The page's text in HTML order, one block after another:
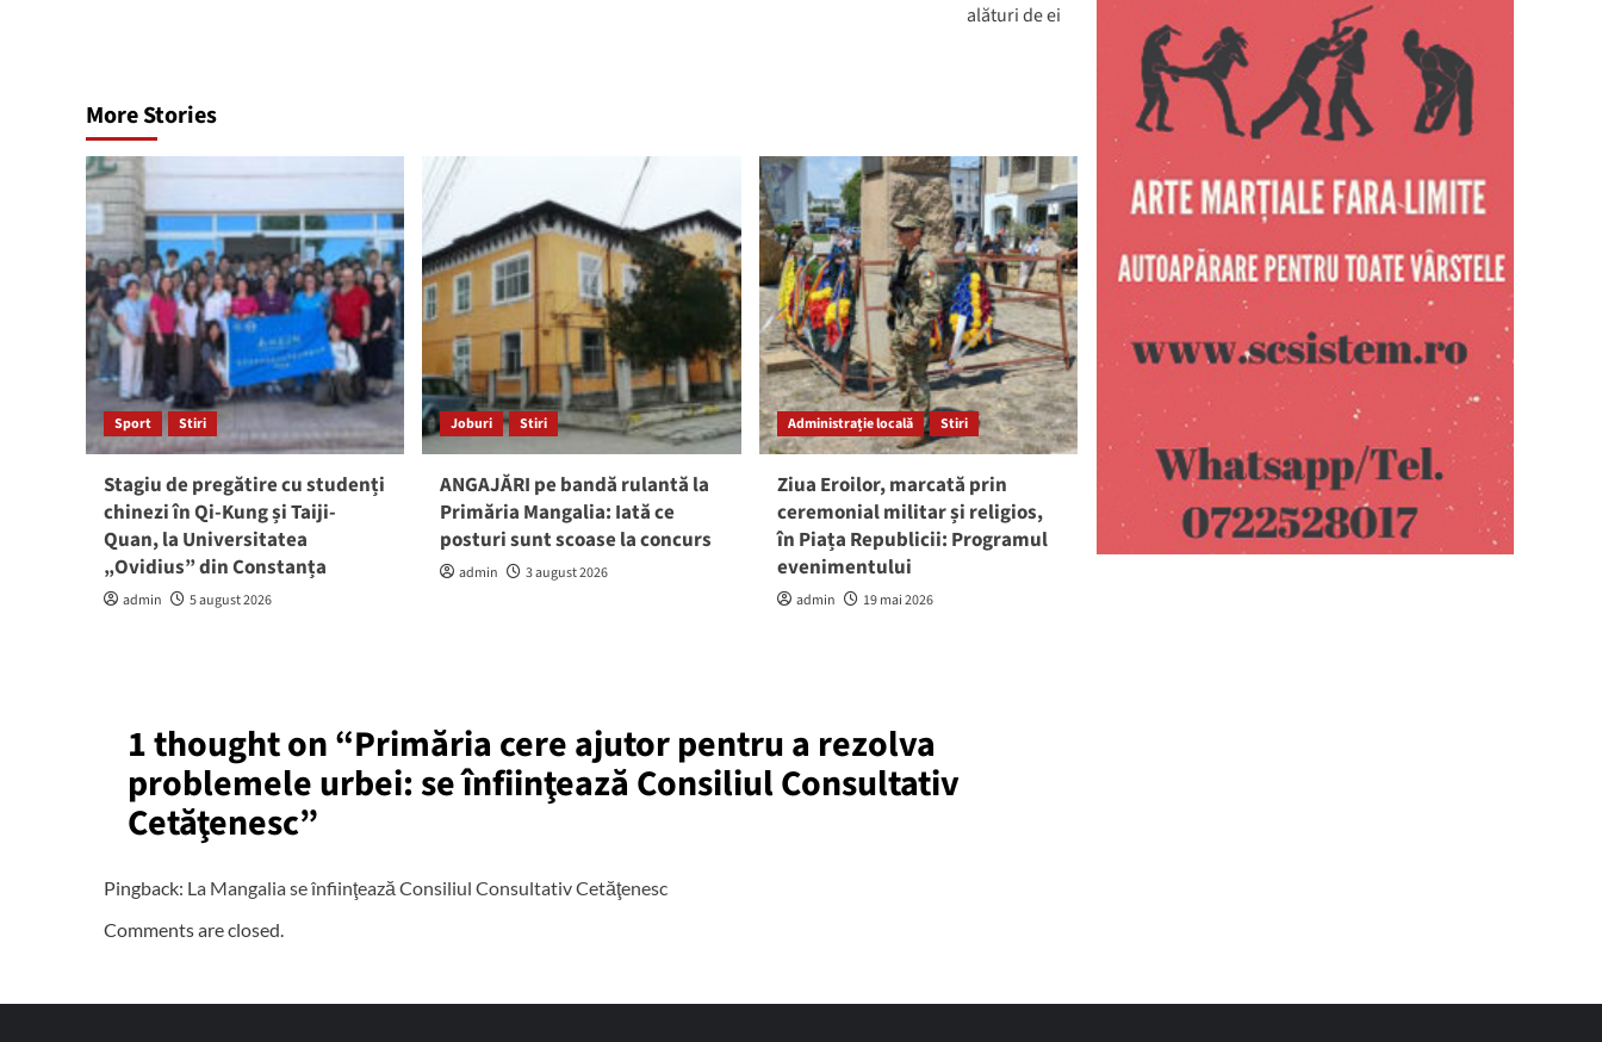
alături de ei
More Stories
Sport Stiri
Stagiu de pregătire cu studenți
chinezi în Qi-Kung și Taiji-
Quan, la Universitatea
„Ovidius” din Constanța
admin 5 august 2026
Joburi Stiri
ANGAJĂRI pe bandă rulantă la
Primăria Mangalia: Iată ce
posturi sunt scoase la concurs
admin 3 august 2026
Administrație locală Stiri
Ziua Eroilor, marcată prin
ceremonial militar și religios,
în Piața Republicii: Programul
evenimentului
admin 19 mai 2026
1 thought on “Primăria cere ajutor pentru a rezolva
problemele urbei: se înfiinţează Consiliul Consultativ
Cetăţenesc”
Pingback: La Mangalia se înfiinţează Consiliul Consultativ Cetăţenesc
Comments are closed.